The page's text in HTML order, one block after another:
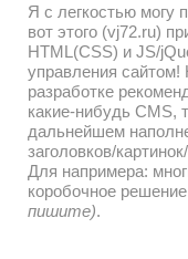
Я с легкостью могу
вот этого (vj72.ru)
HTML(CSS) и JS/
управления сайтом!
разработке
какие-нибудь CMS,
дальнейшем
заголовков/
Для напримера:
коробочное
пишите).